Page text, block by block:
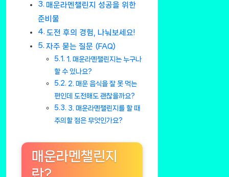
매운라멘챌린지 성공을 위한
준비물
도전 후의 경험, 나눠보세요!
자주 묻는 질문 (FAQ)
1. 매운라멘챌린지는 누구나
할 수 있나요?
2. 매운 음식을 잘 못 먹는
편인데 도전해도 괜찮을까요?
3. 매운라멘챌린지를 할 때
주의할 점은 무엇인가요?
매운라멘챌린지
란?